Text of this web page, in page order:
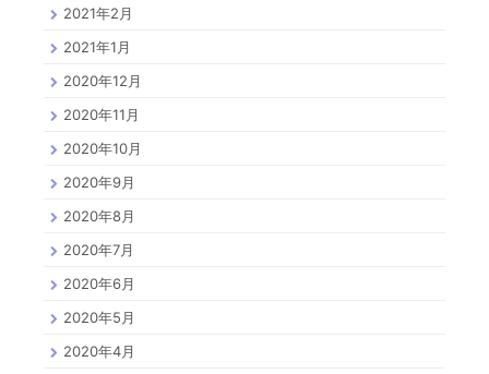
2021年2月
2021年1月
2020年12月
2020年11月
2020年10月
2020年9月
2020年8月
2020年7月
2020年6月
2020年5月
2020年4月